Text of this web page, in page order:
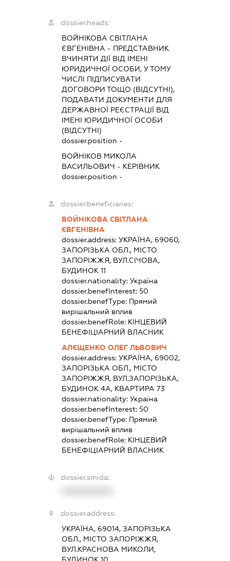
dossier.heads:
ВОЙНІКОВА СВІТЛАНА
ЄВГЕНІВНА - ПРЕДСТАВНИК
ВЧИНЯТИ ДІЇ ВІД ІМЕНІ
ЮРИДИЧНОЇ ОСОБИ, У ТОМУ
ЧИСЛІ ПІДПИСУВАТИ
ДОГОВОРИ ТОЩО (ВІДСУТНІ),
ПОДАВАТИ ДОКУМЕНТИ ДЛЯ
ДЕРЖАВНОЇ РЕЄСТРАЦІЇ ВІД
ІМЕНІ ЮРИДИЧНОЇ ОСОБИ
(ВІДСУТНІ)
dossier.position -
ВОЙНІКОВ МИКОЛА
ВАСИЛЬОВИЧ - КЕРІВНИК
dossier.position -
dossier.beneficiaries:
ВОЙНІКОВА СВІТЛАНА
ЄВГЕНІВНА
dossier.address: УКРАЇНА, 69060,
ЗАПОРІЗЬКА ОБЛ., МІСТО
ЗАПОРІЖЖЯ, ВУЛ.СІЧОВА,
БУДИНОК 11
dossier.nationality: Україна
dossier.benefInterest: 50
dossier.benefType: Прямий
вирішальний вплив
dossier.benefRole: КІНЦЕВИЙ
БЕНЕФІЦІАРНИЙ ВЛАСНИК
АЛЄЩЕНКО ОЛЕГ ЛЬВОВИЧ
dossier.address: УКРАЇНА, 69002,
ЗАПОРІЗЬКА ОБЛ., МІСТО
ЗАПОРІЖЖЯ, ВУЛ.ЗАПОРІЗЬКА,
БУДИНОК 4А, КВАРТИРА 73
dossier.nationality: Україна
dossier.benefInterest: 50
dossier.benefType: Прямий
вирішальний вплив
dossier.benefRole: КІНЦЕВИЙ
БЕНЕФІЦІАРНИЙ ВЛАСНИК
dossier.smida:
dossier.address:
УКРАЇНА, 69014, ЗАПОРІЗЬКА
ОБЛ., МІСТО ЗАПОРІЖЖЯ,
ВУЛ.КРАСНОВА МИКОЛИ,
БУДИНОК 10